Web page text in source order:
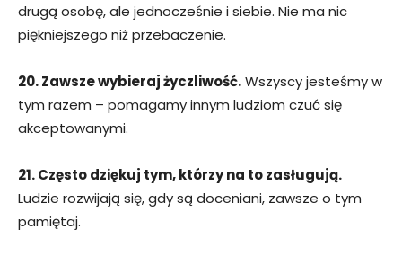
drugą osobę, ale jednocześnie i siebie. Nie ma nic
piękniejszego niż przebaczenie.
20. Zawsze wybieraj życzliwość.Wszyscy jesteśmy w
tym razem – pomagamy innym ludziom czuć się
akceptowanymi.
21. Często dziękuj tym, którzy na to zasługują.
Ludzie rozwijają się, gdy są doceniani, zawsze o tym
pamiętaj.